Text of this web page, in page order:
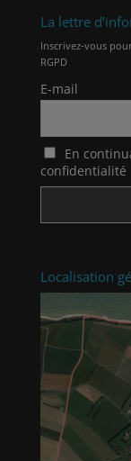
La lettre
Inscrivez-vous
RGPD
E-mail
En
confidentialité
Localisation